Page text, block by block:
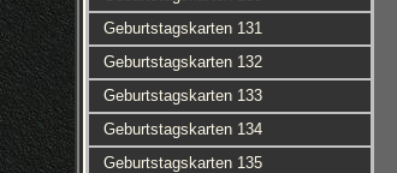
Geburtstagskarten 131
Geburtstagskarten 132
Geburtstagskarten 133
Geburtstagskarten 134
Geburtstagskarten 135